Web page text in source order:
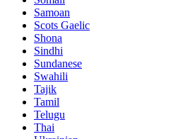
Samoan
Scots Gaelic
Shona
Sindhi
Sundanese
Swahili
Tajik
Tamil
Telugu
Thai